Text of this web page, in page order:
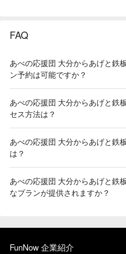
FAQ
あべの応援団 大分からあげと鉄
ン予約は可能ですか？
あべの応援団 大分からあげと鉄
セス方法は？
あべの応援団 大分からあげと鉄
は？
あべの応援団 大分からあげと鉄
なプランが提供されますか？
FunNow 企業紹介